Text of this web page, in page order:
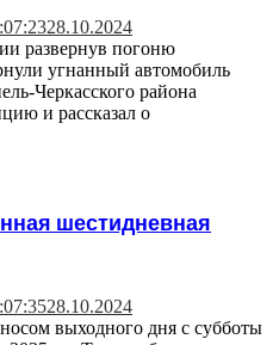
28.10.2024
развернув погоню
угнанный автомобиль
Черкасского района
и рассказал о
шестидневная
28.10.2024
выходного дня с субботы